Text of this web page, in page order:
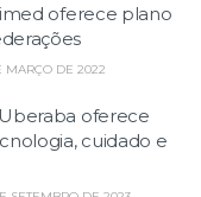
oferece plano
MARÇO DE 2022
oferece
cuidado e